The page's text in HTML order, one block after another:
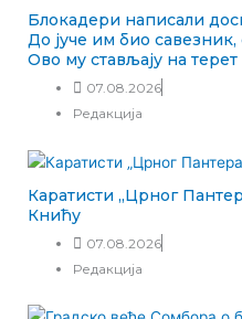
Блокадери написали
До јуче им био савезник,
Ово му стављају на терет
07.08.2026
Редакција
Каратисти „Црног
Книћу
07.08.2026
Редакција